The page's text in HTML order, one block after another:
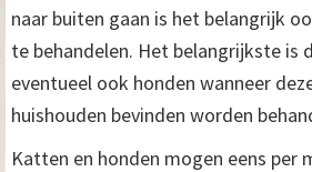
naar buiten gaan is het belangrijk
te behandelen. Het belangrijkste is
eventueel ook honden wanneer
huishouden bevinden worden
Katten en honden mogen eens per